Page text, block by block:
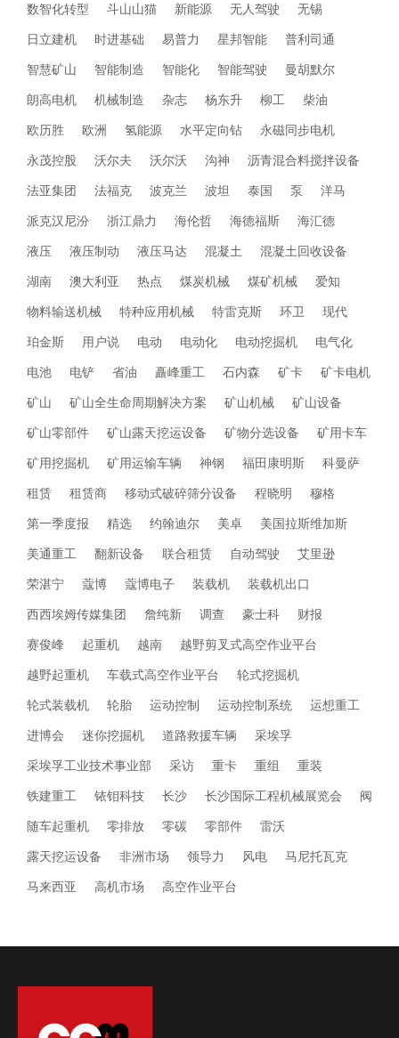
数智化转型
斗山山猫 新能源 无人驾驶
无锡
日立建机
时进基础 易普力 星邦智能
普利司通
智慧矿山
智能制造 智能化 智能驾驶
曼胡默尔
朗高电机
机械制造 杂志 杨东升 柳工
柴油
欧历胜
欧洲 氢能源 水平定向钻
永磁同步电机
永茂控股
沃尔夫 沃尔沃 沟神
沥青混合料搅拌设备
法亚集团
法福克 波克兰 波坦 泰国 泵
洋马
派克汉尼汾
浙江鼎力 海伦哲 海德福斯
海汇德
液压
液压制动 液压马达 混凝土
混凝土回收设备
湖南
澳大利亚 热点 煤炭机械 煤矿机械
爱知
物料输送机械
特种应用机械 特雷克斯 环卫
现代
珀金斯
用户说 电动 电动化 电动挖掘机
电气化
电池
电铲 省油 矗峰重工 石内森 矿卡
矿卡电机
矿山
矿山全生命周期解决方案 矿山机械
矿山设备
矿山零部件
矿山露天挖运设备 矿物分选设备
矿用卡车
矿用挖掘机
矿用运输车辆 神钢 福田康明斯
科曼萨
租赁
租赁商 移动式破碎筛分设备 程晓明
穆格
第一季度报
精选 约翰迪尔 美卓
美国拉斯维加斯
美通重工
翻新设备 联合租赁 自动驾驶
艾里逊
荣湛宁
蔻博 蔻博电子 装载机
装载机出口
西西埃姆传媒集团
詹纯新 调查 豪士科
财报
赛俊峰
起重机 越南
越野剪叉式高空作业平台
越野起重机
车载式高空作业平台
轮式挖掘机
轮式装载机
轮胎 运动控制 运动控制系统
运想重工
进博会
迷你挖掘机 道路救援车辆
采埃孚
采埃孚工业技术事业部
采访 重卡 重组
重装
铁建重工
铱钼科技 长沙 长沙国际工程机械展览会
阀
随车起重机
零排放 零碳 零部件
雷沃
露天挖运设备
非洲市场 领导力 风电
马尼托瓦克
马来西亚
高机市场 高空作业平台